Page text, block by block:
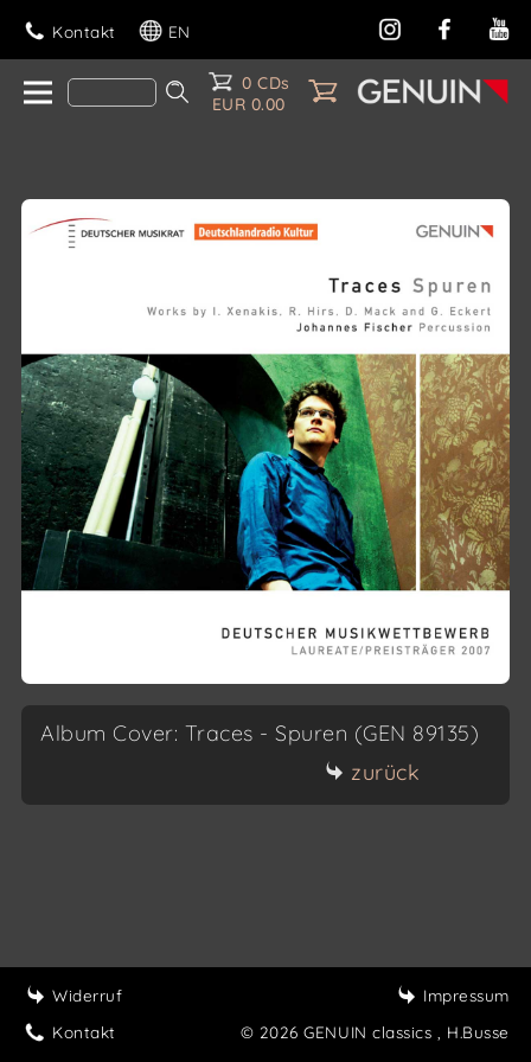
Kontakt EN
0 CDs
EUR 0.00
Album Cover: Traces - Spuren (GEN 89135)
zurück
Widerruf
Kontakt
Impressum
© 2026 GENUIN classics
, H.Busse